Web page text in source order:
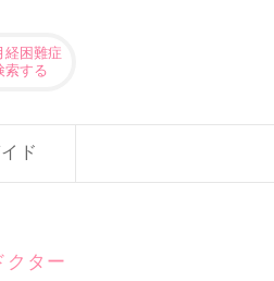
経困難症
索する
ド
クター